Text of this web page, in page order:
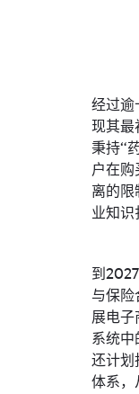
经过
现其
秉持“
户在
离的
业知识
到
与保
展电
系统
还计
体系，